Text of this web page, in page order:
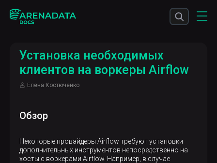
Установка необходимых
клиентов на воркеры Airflow
Елена Костюченко
Обзор
Некоторые провайдеры Airflow требуют установки
дополнительных инструментов непосредственно на
хосты с воркерами Airflow. Например, в случае